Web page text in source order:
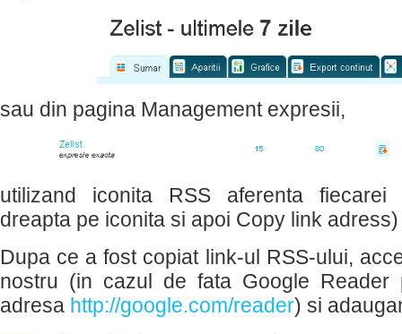
sau din pagina Management expresii,
utilizand iconita RSS aferenta
dreapta pe iconita si apoi Copy link adress)
Dupa ce a fost copiat link-ul RSS-ului,
nostru (in cazul de fata Google Reader
adresa http://google.com/reader) si